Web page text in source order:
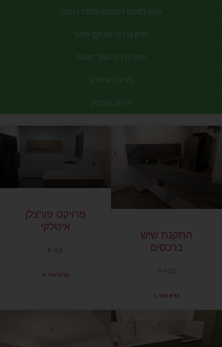
שיש למינם למטבח ולחדר רחצה
שיש גרניט אוניקס שחור
שיש גרניט טאג' מאהל
פורצלן איטלקי
ריהוט פורצלן
התקנת שיש
ברכסים
P-100
קרא עוד »
פרויקט פורצלן
איטלקי
P-88
קרא עוד »